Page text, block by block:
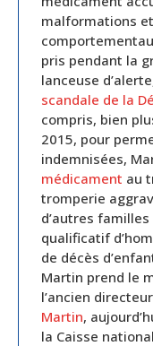
malformations
pris pendant la
lanceuse
scandale de la
compris, bien
2015, pour
indemnisées,
médicament au
tromperie
d’autres
qualificatif
de décès
Martin prend le
l’ancien
Martin,
la Caisse